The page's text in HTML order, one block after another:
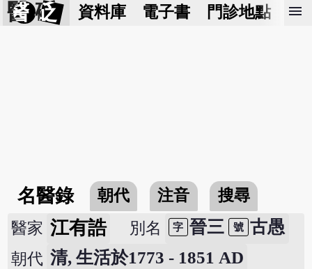
醫 砭 資料庫 電子書 門診地點 預
menu
名醫錄 朝代 注音
搜尋
醫家 江有誥 別名 字 晉三 號 古愚
朝代 清, 生活於1773 - 1851 AD